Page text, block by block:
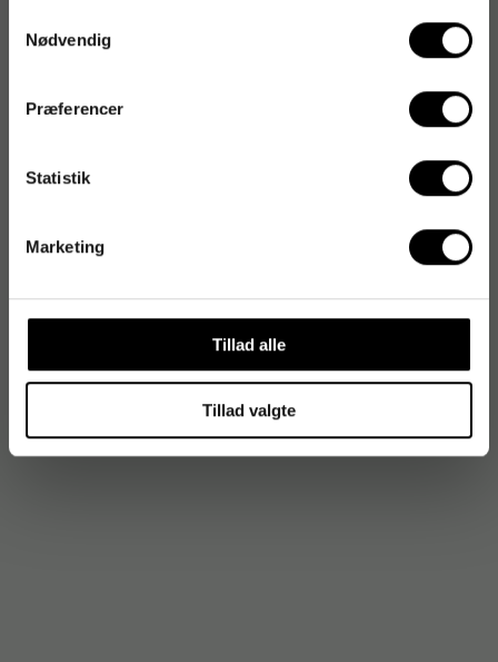
Nødvendig
Præferencer
Statistik
Marketing
Tillad alle
Tillad valgte